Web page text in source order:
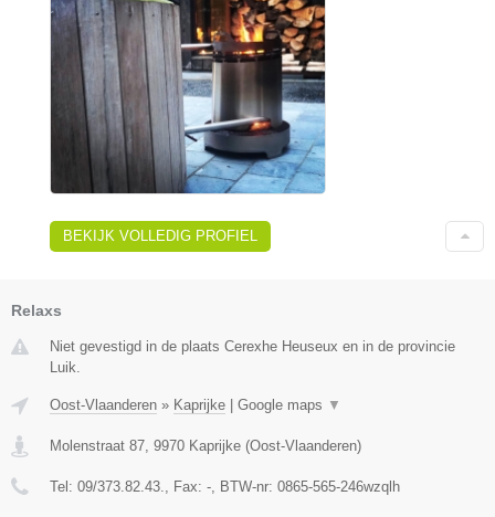
BEKIJK VOLLEDIG PROFIEL
Relaxs
Niet gevestigd in de plaats Cerexhe Heuseux en in de provincie
Luik.
Oost-Vlaanderen » Kaprijke | Google maps ▼
Molenstraat 87 9970 Kaprijke (Oost-Vlaanderen)
Tel: 09/373.82.43. , Fax: - , BTW-nr: 0865-565-246wzqlh